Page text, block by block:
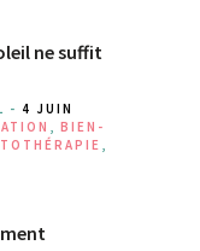
ne suffit
- 4 JUIN
, BIEN-
,